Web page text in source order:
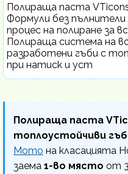
Полираща паста
Формули без пълнители
процес на полиране за
Полираща система на
разработени гъби с
при натиск и уст
Полираща паста
топлоустойчиви
Мото на класацията
заема 1-во място от